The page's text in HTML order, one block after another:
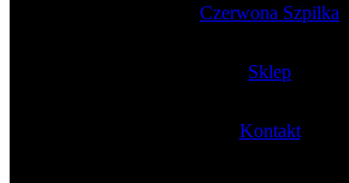
Czerwona Szpilka
Sklep
Kontakt